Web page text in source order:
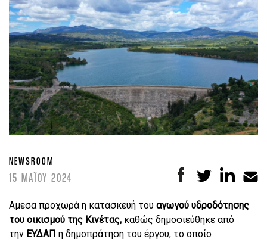
NEWSROOM
15 ΜΑΪΟΥ 2024
Aμεσα προχωρά η κατασκευή του αγωγού υδροδότησης
του οικισμού της Κινέτας, καθώς δημοσιεύθηκε από
την ΕΥΔΑΠ η δημοπράτηση του έργου, το οποίο